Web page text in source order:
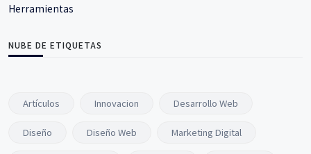
Herramientas
NUBE DE ETIQUETAS
Artículos Innovacion Desarrollo Web
Diseño Diseño Web Marketing Digital